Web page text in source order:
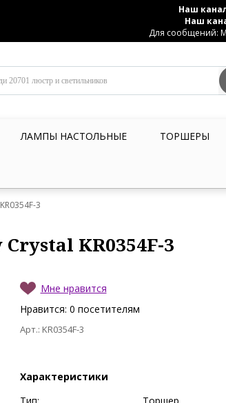
Наш
Наш
Для сообщений:
ЛАМПЫ НАСТОЛЬНЫЕ ТОРШЕРЫ
3
KR0354F-3
Мне нравится
Нравится: 0 посетителям
Арт.: KR0354F-3
Характеристики